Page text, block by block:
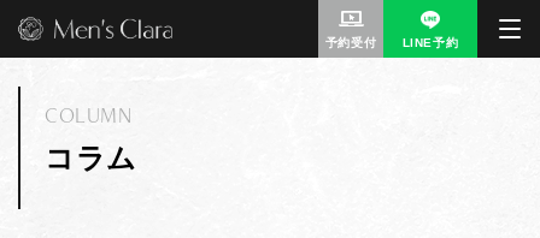
予約受付 LINE予約
コラム
COLUMN